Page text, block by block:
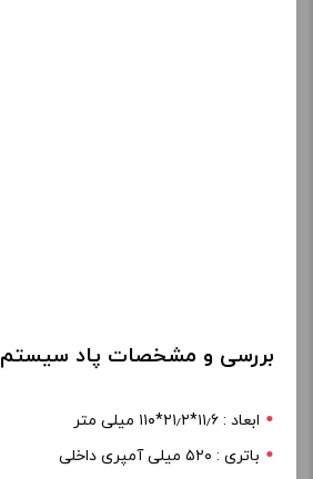
بررسی و مشخصات پاد سیستم Uwell Caliburn
ابعاد : ۱۱٫۶*۲۱٫۲*۱۱۰ میلی متر
باتری : ۵۲۰ میلی آمپری داخلی